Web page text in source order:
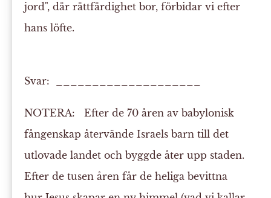
jord", därrättfärdighet bor, förbidar vi efter
hans löfte.
Svar: ____________________
NOTERA: Efter de 70 åren av babylonisk
fångenskap återvände Israels barn till det
utlovade landet och byggde åter upp staden.
Efter de tusen åren får de heliga bevittna